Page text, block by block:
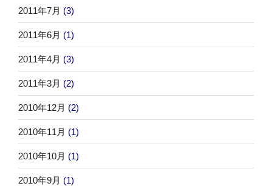
2011年7月 (3)
2011年6月 (1)
2011年4月 (3)
2011年3月 (2)
2010年12月 (2)
2010年11月 (1)
2010年10月 (1)
2010年9月 (1)